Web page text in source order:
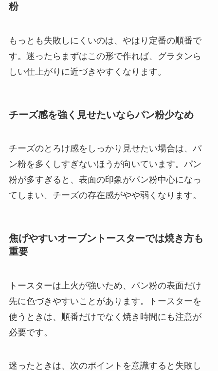
粉
もっとも失敗しにくいのは、やはり定番の順番で
す。迷ったらまずはこの形で作れば、グラタンら
しい仕上がりに近づきやすくなります。
チーズ感を強く見せたいならパン粉少なめ
チーズのとろけ感をしっかり見せたい場合は、パ
ン粉を多くしすぎないほうが向いています。パン
粉が多すぎると、表面の印象がパン粉中心になっ
てしまい、チーズの存在感がやや弱くなります。
焦げやすいオーブントースターでは焼き方も
重要
トースターは上火が強いため、パン粉の表面だけ
先に色づきやすいことがあります。トースターを
使うときは、順番だけでなく焼き時間にも注意が
必要です。
迷ったときは、次のポイントを意識すると失敗し